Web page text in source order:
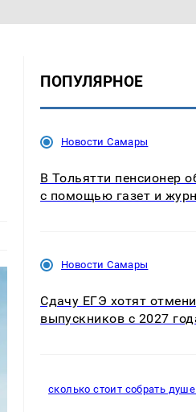
ПОПУЛЯРНОЕ
Новости Самары
В Тольятти пенсионер
с помощью газет и
Новости Самары
Сдачу ЕГЭ хотят
выпускников с 2027
сколько стоит собрать